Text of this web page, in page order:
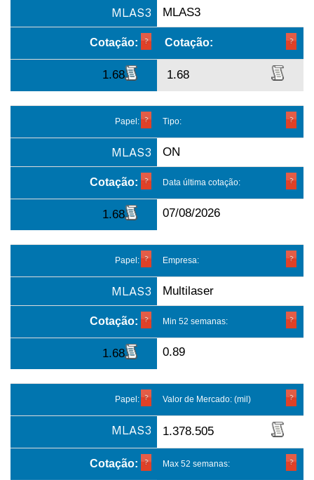
MLAS3 MLAS3
Cotação: Cotação:
1.68 1.68
Papel: Tipo:
MLAS3 ON
Cotação: Data última cotação:
1.68 07/08/2026
Papel: Empresa:
MLAS3 Multilaser
Cotação: Min 52 semanas:
1.68 0.89
Papel: Valor de Mercado: (mil)
MLAS3 1.378.505
Cotação: Max 52 semanas: